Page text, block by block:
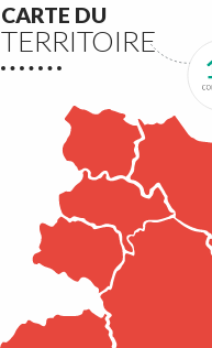
CARTE DU
TERRITOIRE